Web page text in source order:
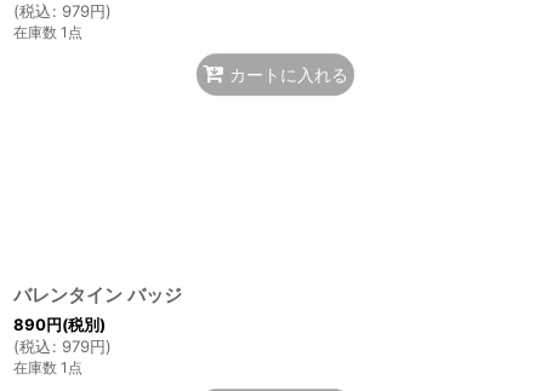
(税込: 979円)
在庫数 1点
カートに入れる
バレンタイン バッジ
890円(税別)
(税込: 979円)
在庫数 1点